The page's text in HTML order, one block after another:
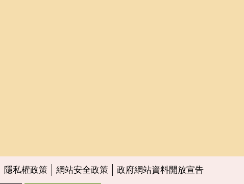
隱私權政策 網站安全政策 政府網站資料開放宣告